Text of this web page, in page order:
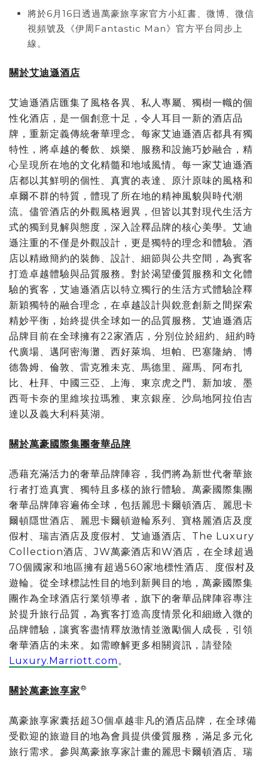
將於6月16日透過萬豪旅享家官方小紅書、微博、微信
視頻號及《伊周Fantastic Man》官方平台同步上
線。
關於艾迪遜酒店
艾迪遜酒店匯集了風格各異、私人專屬、獨樹一幟的個
性化酒店，是一個創意十足，令人耳目一新的酒店品
牌，重新定義傳統奢華理念。每家艾迪遜酒店都具有獨
特性，將卓越的餐飲、娛樂、服務和設施巧妙融合，精
心呈現所在地的文化精髓和地域風情。每一家艾迪遜酒
店都以其鮮明的個性、真實的表達、原汁原味的風格和
卓爾不群的特質，體現了所在地的精神風貌與時代潮
流。儘管酒店的外觀風格迥異，但皆以其對現代生活方
式的獨到見解與態度，深入詮釋品牌的核心美學。艾迪
遜注重的不僅是外觀設計，更是獨特的理念和體驗。酒
店以精緻簡約的裝飾、設計、細節與公共空間，為賓客
打造卓越體驗與品質服務。對於渴望優質服務和文化體
驗的賓客，艾迪遜酒店以特立獨行的生活方式體驗詮釋
新穎獨特的融合理念，在卓越設計與銳意創新之間探索
精妙平衡，始終提供全球如一的品質服務。艾迪遜酒店
品牌目前在全球擁有22家酒店，分別位於紐約、紐約時
代廣場、邁阿密海灘、西好萊塢、坦帕、巴塞隆納、博
德魯姆、倫敦、雷克雅未克、馬德里、羅馬、阿布扎
比、杜拜、中國三亞、上海、東京虎之門、新加坡、墨
西哥卡奈的里維埃拉瑪雅、東京銀座、沙烏地阿拉伯吉
達以及義大利科莫湖。
關於萬豪國際集團奢華品牌
憑藉充滿活力的奢華品牌陣容，我們將為新世代奢華旅
行者打造真實、獨特且多樣的旅行體驗。萬豪國際集團
奢華品牌陣容遍佈全球，包括麗思卡爾頓酒店、麗思卡
爾頓隱世酒店、麗思卡爾頓遊輪系列、寶格麗酒店及度
假村、瑞吉酒店及度假村、艾迪遜酒店、The Luxury
Collection酒店、JW萬豪酒店和W酒店，在全球超過
70個國家和地區擁有超過560家地標性酒店、度假村及
遊輪。從全球標誌性目的地到新興目的地，萬豪國際集
團作為全球酒店行業領導者，旗下的奢華品牌陣容專注
於提升旅行品質，為賓客打造高度情景化和細緻入微的
品牌體驗，讓賓客盡情釋放激情並激勵個人成長，引領
奢華酒店的未來。如需瞭解更多相關資訊，請登陸
Luxury.Marriott.com。
關於萬豪旅享家®
萬豪旅享家囊括超30個卓越非凡的酒店品牌，在全球備
受歡迎的旅遊目的地為會員提供優質服務，滿足多元化
旅行需求。參與萬豪旅享家計畫的麗思卡爾頓酒店、瑞